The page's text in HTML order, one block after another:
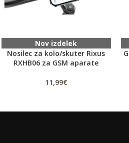
Nov izdelek
Nosilec za kolo/skuter Rixus
RXHB06 za GSM aparate
11,99€